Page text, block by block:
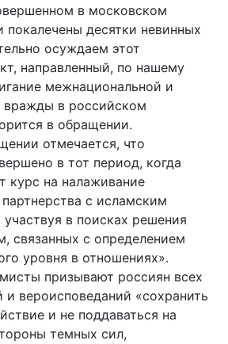
в московском
покалечены десятки невинных
осуждаем этот
направленный, по нашему
межнациональной и
вражды в российском
в обращении.
отмечается, что
в тот период, когда
курс на налаживание
партнерства с исламским
в поисках решения
связанных с определением
уровня в отношениях».
призывают россиян всех
и вероисповеданий «сохранить
и не поддаваться на
темных сил,